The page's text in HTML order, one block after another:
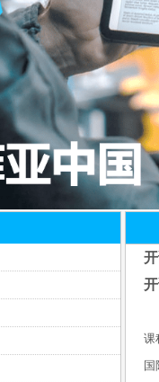
课